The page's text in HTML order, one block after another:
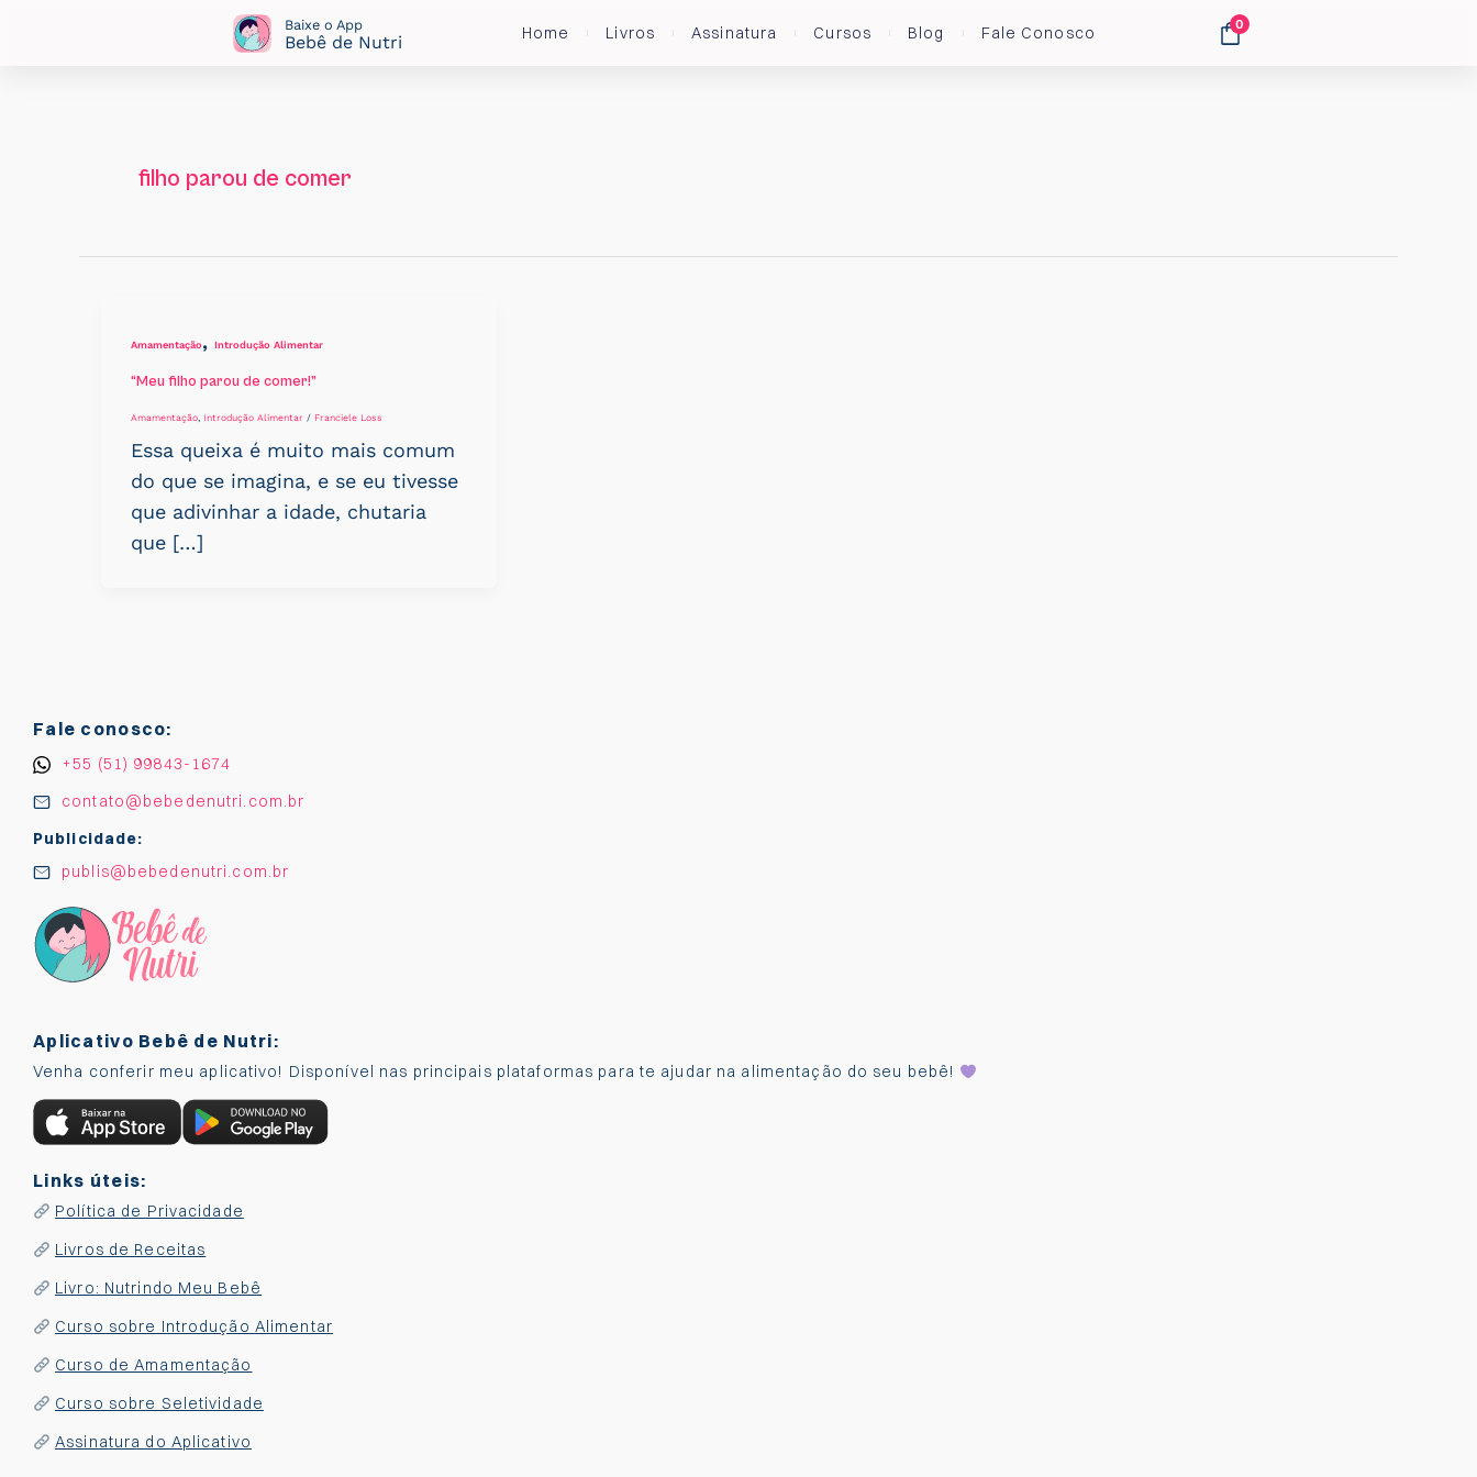
Baixe o App
Bebê de Nutri Home Livros Assinatura Cursos Blog Fale Conosco 0
filho parou de comer
Amamentação, Introdução Alimentar
“Meu filho parou de comer!”
Amamentação Introdução Alimentar / Franciele Loss
Essa queixa é muito mais comum
do que se imagina, e se eu tivesse
que adivinhar a idade, chutaria
que […]
Fale conosco:
+55 (51) 99843-1674
contato@bebedenutri.com.br
Publicidade:
publis@bebedenutri.com.br
Aplicativo Bebê de Nutri:
Venha conferir meu aplicativo! Disponível nas principais plataformas para te ajudar na alimentação do seu bebê!
Links úteis:
Política de Privacidade
Livros de Receitas
Livro: Nutrindo Meu Bebê
Curso sobre Introdução Alimentar
Curso de Amamentação
Curso sobre Seletividade
Assinatura do Aplicativo